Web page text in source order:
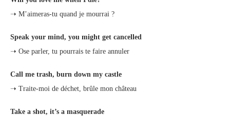
➝ M’aimeras-tu quand je mourrai ?
Speak your mind, you might get cancelled
➝ Ose parler, tu pourrais te faire annuler
Call me trash, burn down my castle
➝ Traite-moi de déchet, brûle mon château
Take a shot, it’s a masquerade